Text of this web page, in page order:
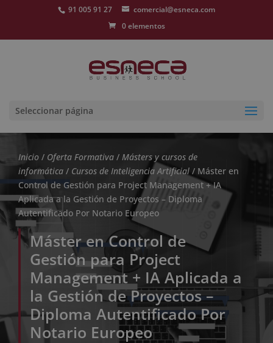
91 005 91 27
comercial@esneca.com
0 elementos
Seleccionar página
Inicio / Oferta Formativa / Másters y cursos de
informática / Cursos de Inteligencia Artificial / Máster en
Control de Gestión para Project Management + IA
Aplicada a la Gestión de Proyectos – Diploma
Autentificado Por Notario Europeo
Máster en Control de
Gestión para Project
Management + IA Aplicada a
la Gestión de Proyectos –
Diploma Autentificado Por
Notario Europeo